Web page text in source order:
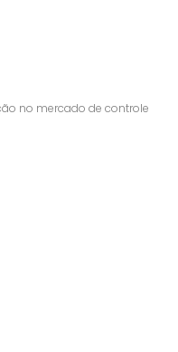
no mercado de controle